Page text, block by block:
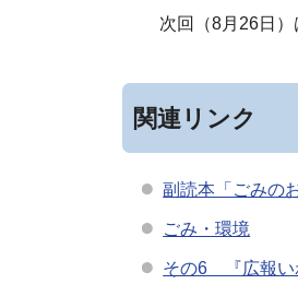
次回（8月26日）
関連リンク
副読本「ごみの
ごみ・環境
その6 『広報い